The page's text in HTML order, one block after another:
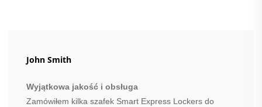
John Smith
Wyjątkowa jakość i obsługa
Zamówiłem kilka szafek Smart Express Lockers do